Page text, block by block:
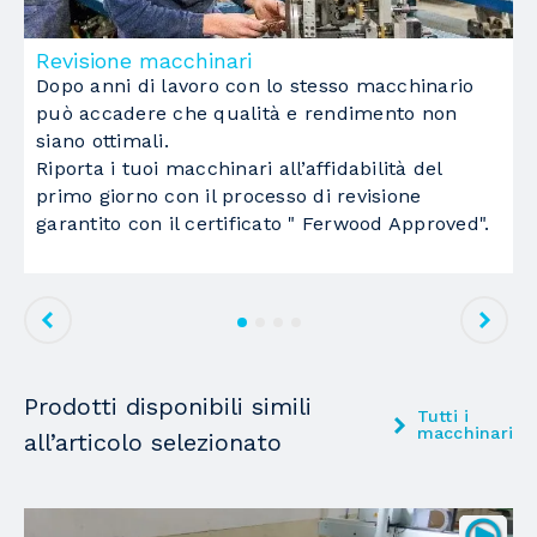
Materiale in bachelite
Pompa per il vuoto
Nr. Pompe
Singola capacità 250 m3/h
Gruppo operatori foratori
Mandrini per forature orizzontali in direzione
0
Revisione macchinari
Dopo anni di lavoro con lo stesso macchinario
può accadere che qualità e rendimento non
siano ottimali.
Riporta i tuoi macchinari all’affidabilità del
primo giorno con il processo di revisione
garantito con il certificato " Ferwood Approved".
Prodotti disponibili simili
all’articolo selezionato
Tutti i
macchinari